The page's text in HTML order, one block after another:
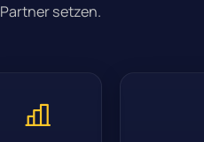
Partner setzen.